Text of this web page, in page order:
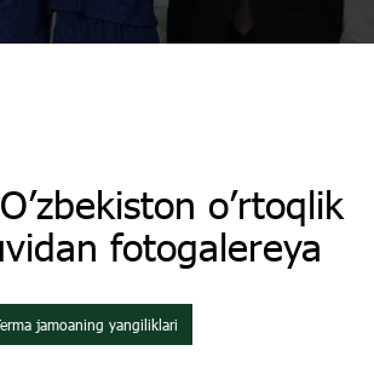
o’rtoqlik
fotogalereya
jamoaning yangiliklari